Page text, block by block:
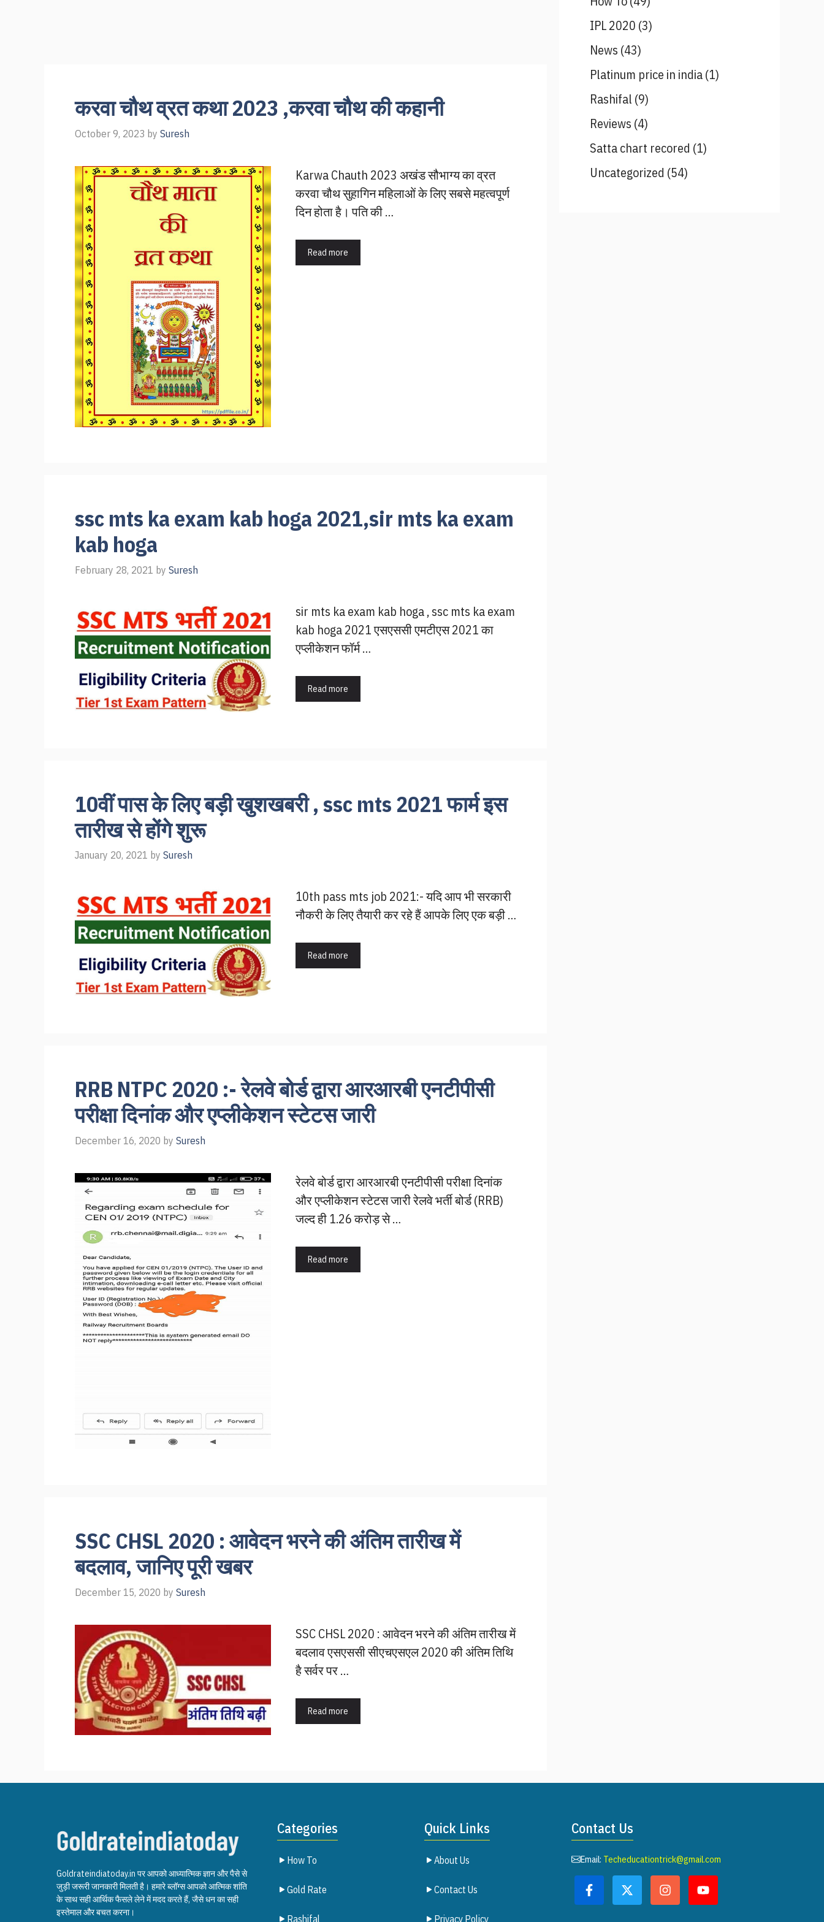
करवा चौथ व्रत कथा 2023 ,करवा चौथ की कहानी
October 9, 2023 by Suresh
Karwa Chauth 2023 अखंड सौभाग्य का व्रत
करवा चौथ सुहागिन महिलाओं के लिए सबसे महत्वपूर्ण
दिन होता है। पति की …
Read more
ssc mts ka exam kab hoga 2021,sir mts ka exam
kab hoga
February 28, 2021 by Suresh
sir mts ka exam kab hoga , ssc mts ka exam
kab hoga 2021 एसएससी एमटीएस 2021 का
एप्लीकेशन फॉर्म …
Read more
10वीं पास के लिए बड़ी खुशखबरी , ssc mts 2021 फार्म इस
तारीख से होंगे शुरू
January 20, 2021 by Suresh
10th pass mts job 2021:- यदि आप भी सरकारी
नौकरी के लिए तैयारी कर रहे हैं आपके लिए एक बड़ी …
Read more
RRB NTPC 2020 :- रेलवे बोर्ड द्वारा आरआरबी एनटीपीसी
परीक्षा दिनांक और एप्लीकेशन स्टेटस जारी
December 16, 2020 by Suresh
रेलवे बोर्ड द्वारा आरआरबी एनटीपीसी परीक्षा दिनांक
और एप्लीकेशन स्टेटस जारी रेलवे भर्ती बोर्ड (RRB)
जल्द ही 1.26 करोड़ से …
Read more
SSC CHSL 2020 : आवेदन भरने की अंतिम तारीख में
बदलाव, जानिए पूरी खबर
December 15, 2020 by Suresh
SSC CHSL 2020 : आवेदन भरने की अंतिम तारीख में
बदलाव एसएससी सीएचएसएल 2020 की अंतिम तिथि
है सर्वर पर …
Read more
IPL 2020 (3)
News (43)
Platinum price in india(1)
Rashifal (9)
Reviews (4)
Satta chart recored (1)
Uncategorized (54)
Goldrateindiatoday.in पर आपको आध्यात्मिक ज्ञान और पैसे से
जुड़ी जरूरी जानकारी मिलती है। हमारे ब्लॉग्स आपको आत्मिक शांति
के साथ सही आर्थिक फैसले लेने में मदद करते हैं, जैसे धन का सही
इस्तेमाल और बचत करना।
Categories
How To
Gold Rate
Rashifal
Quick Links
About Us
Contact Us
Privacy Policy
Contact Us
Email: Techeducationtrick@gmail.com